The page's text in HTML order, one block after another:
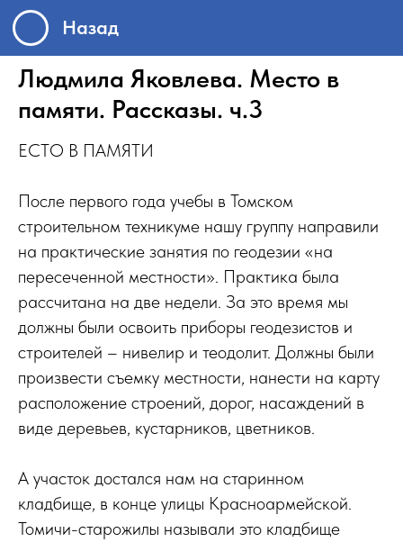
Назад
Людмила Яковлева. Место в
памяти. Рассказы. ч.3
ЕСТО В ПАМЯТИ
После первого года учебы в Томском
строительном техникуме нашу группу направили
на практические занятия по геодезии «на
пересеченной местности». Практика была
рассчитана на две недели. За это время мы
должны были освоить приборы геодезистов и
строителей – нивелир и теодолит. Должны были
произвести съемку местности, нанести на карту
расположение строений, дорог, насаждений в
виде деревьев, кустарников, цветников.
А участок достался нам на старинном
кладбище, в конце улицы Красноармейской.
Томичи-старожилы называли это кладбище